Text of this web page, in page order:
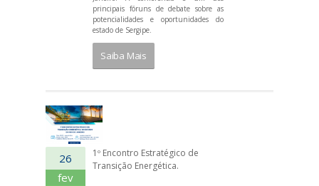
principais fóruns de debate sobre as
potencialidades e oportunidades do
estado de Sergipe.
Saiba Mais
26
fev
1º Encontro Estratégico de
Transição Energética.